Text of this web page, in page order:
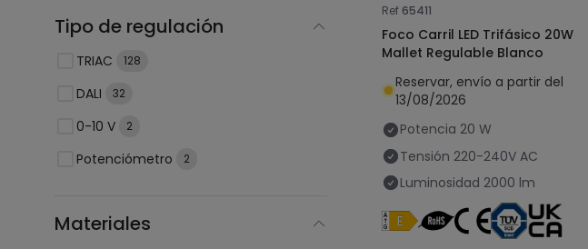
Tipo de regulación
TRIAC 128
DALI 32
0-10 V 2
Potenciómetro 2
Materiales
Ref 65411
Foco Carril LED Trifásico 20W
Mallet Regulable Blanco
Reservar, envío a partir del
13/08/2026
Potencia 20 W
Tensión 220-240V AC
Luminosidad 2000 lm